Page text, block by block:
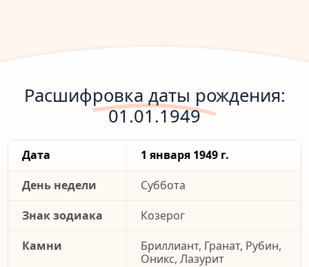
Расшифровка даты рождения:
01.01.1949
Дата
1 января 1949 г.
День недели
Суббота
Знак зодиака
Козерог
Камни
Бриллиант, Гранат, Рубин,
Оникс, Лазурит